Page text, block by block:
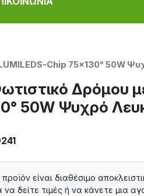
Chip 75×130° 50W
Δρόμου
50W Ψυχρό
είναι διαθέσιμο
να δείτε τιμές ή να κάνετε μια